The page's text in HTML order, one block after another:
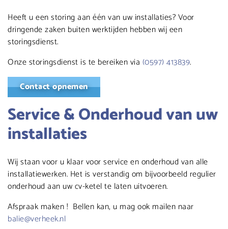
Heeft u een storing aan één van uw installaties? Voor
dringende zaken buiten werktijden hebben wij een
storingsdienst.
Onze storingsdienst is te bereiken via (0597) 413839.
Contact opnemen
Service & Onderhoud van uw
installaties
Wij staan voor u klaar voor service en onderhoud van alle
installatiewerken. Het is verstandig om bijvoorbeeld regulier
onderhoud aan uw cv-ketel te laten uitvoeren.
Afspraak maken ! Bellen kan, u mag ook mailen naar
balie@verheek.nl